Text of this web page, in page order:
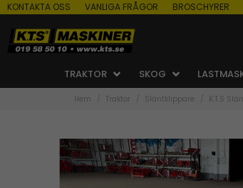
KONTAKTA OSS VANLIGA FRÅGOR BROSCHYRER
TRAKTOR SKOG
Hem Traktor Släntklippare K.T.S